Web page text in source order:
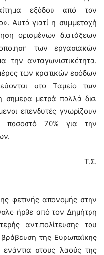
εξόδου από τον
Αυτό γιατί η συμμετοχή
ορισμένων διατάξεων
των εργασιακών
την ανταγωνιστικότητα.
των κρατικών εσόδων
στο Ταμείο των
σήμερα μετρά πολλά δισ.
επενδυτές γνωρίζουν
ποσοστό 70% για την
Τ.Σ.
φετινής απονομής στην
ήρθε από τον Δημήτρη
αντιπολίτευσης του
της Ευρωπαϊκής
στους λαούς της